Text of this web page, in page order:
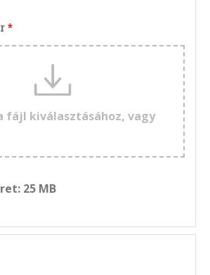
fájl kiválasztásához, vagy
25 MB